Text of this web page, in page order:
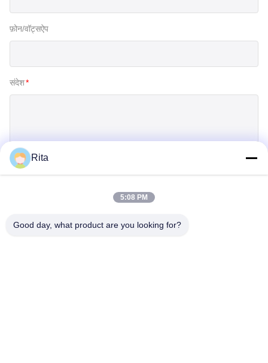
फ़ोन/वॉट्सऐप
संदेश*
Rita
5:08 PM
Good day, what product are you looking for?